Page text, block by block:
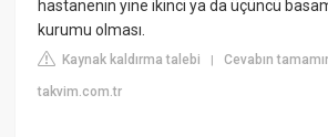
hastanenin yine ikinci ya da üçüncü
kurumu olması.
Kaynak kaldırma talebi |Cevabın
takvim.com.tr